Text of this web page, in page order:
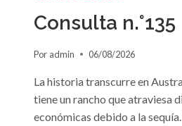
Consulta n.°135
Por admin 06/08/2026
La historia transcurre en
tiene un rancho que atraviesa
económicas debido a la